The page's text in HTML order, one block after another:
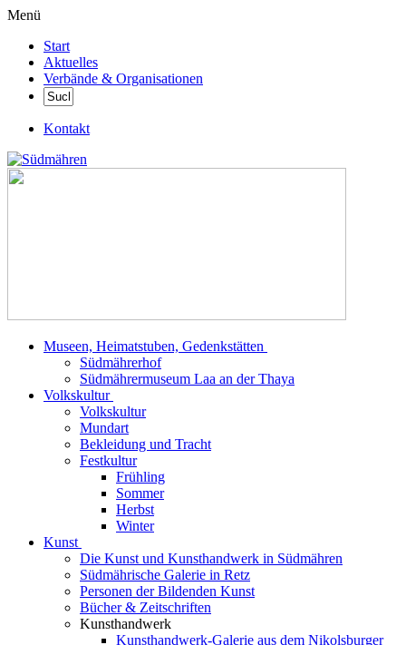
Menü
Start
Aktuelles
Verbände & Organisationen
Kontakt
Museen, Heimatstuben, Gedenkstätten
Südmährerhof
Südmährermuseum Laa an der Thaya
Volkskultur
Volkskultur
Mundart
Bekleidung und Tracht
Festkultur
Frühling
Sommer
Herbst
Winter
Kunst
Die Kunst und Kunsthandwerk in Südmähren
Südmährische Galerie in Retz
Personen der Bildenden Kunst
Bücher & Zeitschriften
Kunsthandwerk
Kunsthandwerk-Galerie aus dem Nikolsburger